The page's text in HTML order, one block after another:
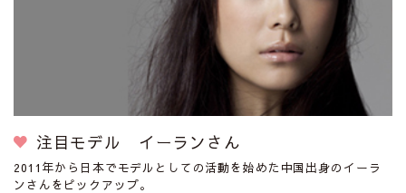
注目モデル イーランさん
2011年から日本でモデルとしての活動を始めた中国出身のイーラ
ンさんをピックアップ。